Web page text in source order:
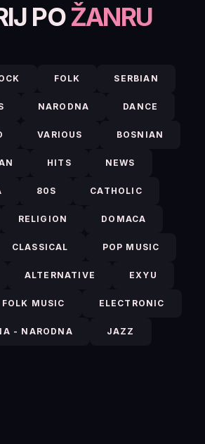
POŽANRU
FOLK SERBIAN
NARODNA DANCE
VARIOUS BOSNIAN
HITS NEWS
80S CATHOLIC
RELIGION DOMACA
CLASSICAL POP MUSIC
ALTERNATIVE EXYU
FOLK MUSIC ELECTRONIC
- NARODNA JAZZ